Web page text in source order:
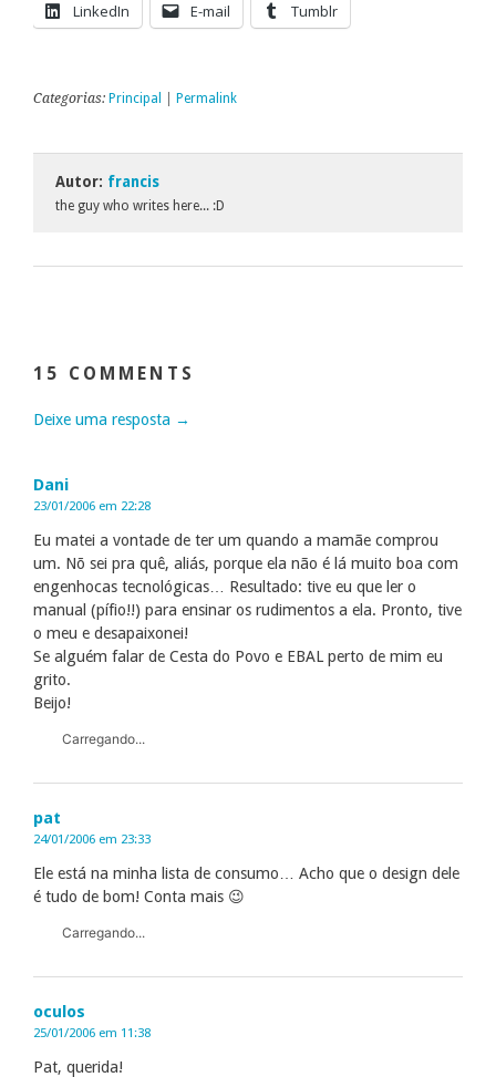
LinkedIn E-mail Tumblr
Categorias: Principal Permalink
Autor: francis
the guy who writes here... :D
15 COMMENTS
Deixe uma resposta →
Dani
23/01/2006 em 22:28
Eu matei a vontade de ter um quando a mamãe comprou
um. Nõ sei pra quê, aliás, porque ela não é lá muito boa com
engenhocas tecnológicas… Resultado: tive eu que ler o
manual (pífio!!) para ensinar os rudimentos a ela. Pronto, tive
o meu e desapaixonei!
Se alguém falar de Cesta do Povo e EBAL perto de mim eu
grito.
Beijo!
Carregando...
pat
24/01/2006 em 23:33
Ele está na minha lista de consumo… Acho que o design dele
é tudo de bom! Conta mais 😉
Carregando...
oculos
25/01/2006 em 11:38
Pat, querida!